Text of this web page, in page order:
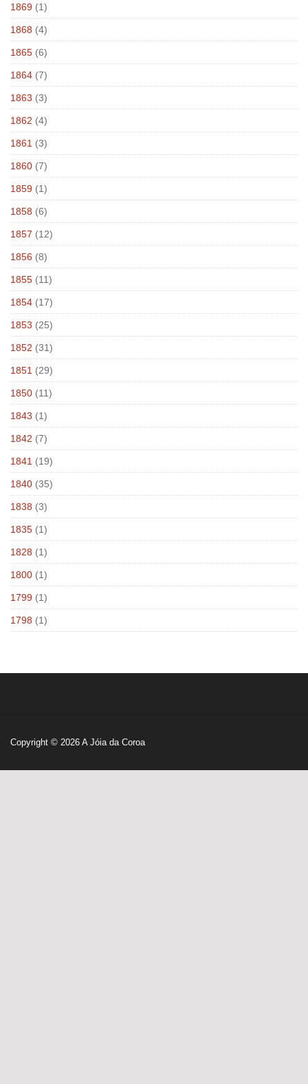
1869 (1)
1868 (4)
1865 (6)
1864 (7)
1863 (3)
1862 (4)
1861 (3)
1860 (7)
1859 (1)
1858 (6)
1857 (12)
1856 (8)
1855 (11)
1854 (17)
1853 (25)
1852 (31)
1851 (29)
1850 (11)
1843 (1)
1842 (7)
1841 (19)
1840 (35)
1838 (3)
1835 (1)
1828 (1)
1800 (1)
1799 (1)
1798 (1)
Copyright © 2026 A Jóia da Coroa